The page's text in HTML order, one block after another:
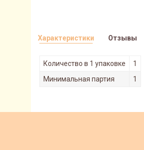
Характеристики
Количество в 1 упаковке
1
Минимальная партия
1
Отзывы